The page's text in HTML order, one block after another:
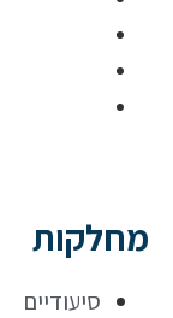
מחלקות
סיעודיים